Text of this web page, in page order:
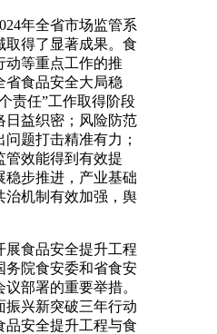
年全省市场监管系
取得了显著成果。食
动等重点工作的推
省食品安全大局稳
责任”工作取得阶段
日益织密；风险防范
题打击精准有力；
管效能得到有效提
稳步推进，产业基础
治机制有效加强，舆
食品安全提升工程
务院食安委和省食安
部署的重要举措。
振兴新突破三年行动
品安全提升工程与食